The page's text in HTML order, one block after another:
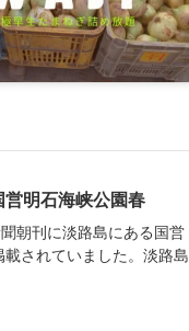
明石海峡公園春
朝刊に淡路島にある国営
されていました。淡路島